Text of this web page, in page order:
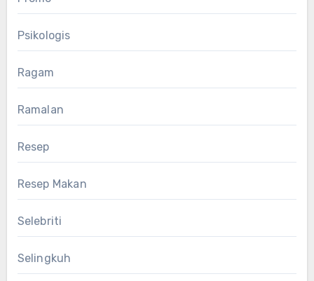
Psikologis
Ragam
Ramalan
Resep
Resep Makan
Selebriti
Selingkuh